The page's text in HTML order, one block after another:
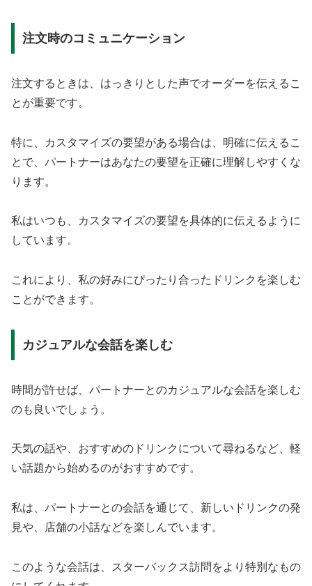
注文時のコミュニケーション
注文するときは、はっきりとした声でオーダーを伝えるこ
とが重要です。
特に、カスタマイズの要望がある場合は、明確に伝えるこ
とで、パートナーはあなたの要望を正確に理解しやすくな
ります。
私はいつも、カスタマイズの要望を具体的に伝えるように
しています。
これにより、私の好みにぴったり合ったドリンクを楽しむ
ことができます。
カジュアルな会話を楽しむ
時間が許せば、パートナーとのカジュアルな会話を楽しむ
のも良いでしょう。
天気の話や、おすすめのドリンクについて尋ねるなど、軽
い話題から始めるのがおすすめです。
私は、パートナーとの会話を通じて、新しいドリンクの発
見や、店舗の小話などを楽しんでいます。
このような会話は、スターバックス訪問をより特別なもの